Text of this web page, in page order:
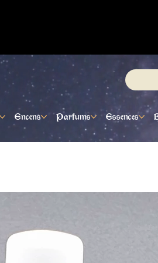
Encens Parfums Essences